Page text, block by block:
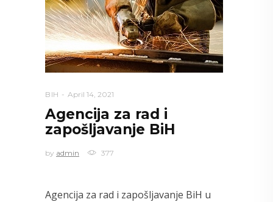
BIH April 14, 2021
Agencija za rad i
zapošljavanje BiH
by admin 377
Agencija za rad i zapošljavanje BiH u